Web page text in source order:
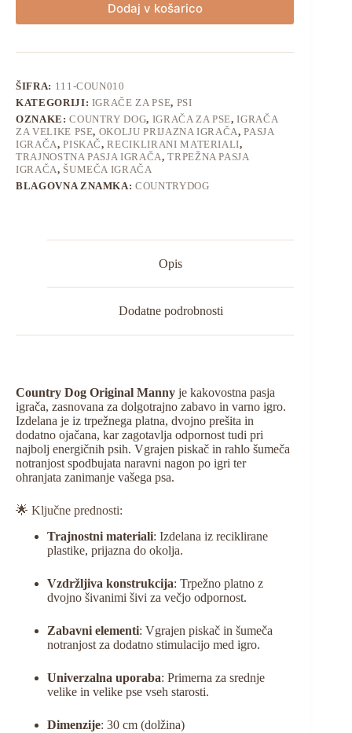
Dodaj v košarico
ŠIFRA: 111-COUN010
KATEGORIJI: IGRAČE ZA PSE, PSI
OZNAKE:COUNTRY DOG, IGRAČA ZA PSE,IGRAČA
ZA VELIKE PSE, OKOLJU PRIJAZNA IGRAČA,PASJA
IGRAČA,PISKAČ,RECIKLIRANI MATERIALI,
TRAJNOSTNA PASJA IGRAČA,TRPEŽNA PASJA
IGRAČA, ŠUMEČA IGRAČA
BLAGOVNA ZNAMKA:COUNTRYDOG
Opis
Dodatne podrobnosti
Country Dog Original Manny je kakovostna pasja
igrača, zasnovana za dolgotrajno zabavo in varno igro.
Izdelana je iz trpežnega platna, dvojno prešita in
dodatno ojačana, kar zagotavlja odpornost tudi pri
najbolj energičnih psih. Vgrajen piskač in rahlo šumeča
notranjost spodbujata naravni nagon po igri ter
ohranjata zanimanje vašega psa.
🌟 Ključne prednosti:
Trajnostni materiali: Izdelana iz reciklirane
plastike, prijazna do okolja.
Vzdržljiva konstrukcija: Trpežno platno z
dvojno šivanimi šivi za večjo odpornost.
Zabavni elementi: Vgrajen piskač in šumeča
notranjost za dodatno stimulacijo med igro.
Univerzalna uporaba: Primerna za srednje
velike in velike pse vseh starosti.
Dimenzije: 30 cm (dolžina)